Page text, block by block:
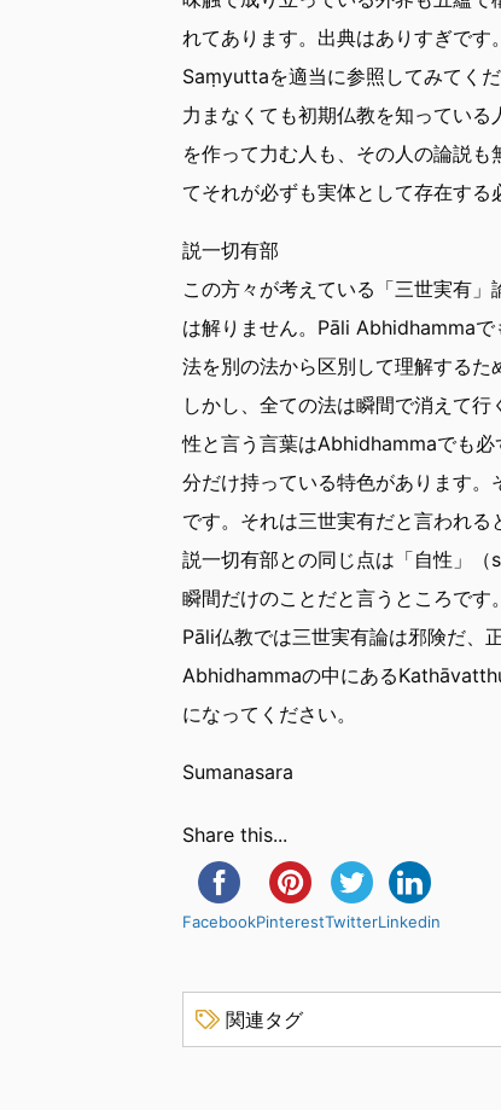
れてあります。出典はありすぎで
Saṃyuttaを適当に参照してみてく
力まなくても初期仏教を知ってい
を作って力む人も、その人の論説
てそれが必ずも実体として存在する
説一切有部
この方々が考えている「三世実有
は解りません。Pāli Abhidhamma
法を別の法から区別して理解するた
しかし、全ての法は瞬間で消えて
性と言う言葉はAbhidhammaでも
分だけ持っている特色があります
です。それは三世実有だと言われる
説一切有部との同じ点は「自性」
瞬間だけのことだと言うところです。
Pāli仏教では三世実有論は邪険だ、
Abhidhammaの中にある
になってください。
Sumanasara
Share this...
FacebookPinterestTwitterLinkedin
関連タグ